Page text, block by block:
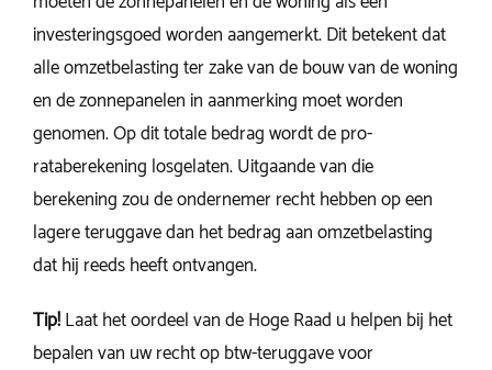
investeringsgoed worden aangemerkt. Dit betekent dat
alle omzetbelasting ter zake van de bouw van de woning
en de zonnepanelen in aanmerking moet worden
genomen. Op dit totale bedrag wordt de pro-
rataberekening losgelaten. Uitgaande van die
berekening zou de ondernemer recht hebben op een
lagere teruggave dan het bedrag aan omzetbelasting
dat hij reeds heeft ontvangen.
Tip!Laat het oordeel van de Hoge Raad u helpen bij het
bepalen van uw recht op btw-teruggave voor